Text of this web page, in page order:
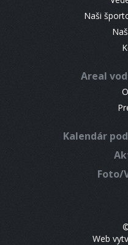
Naši
Areal
Kalendár
Foto/
Web